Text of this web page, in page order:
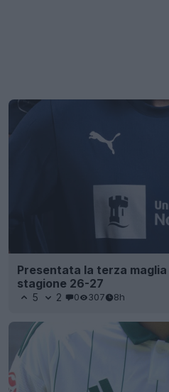
Presentata la terza
stagione 26-27
5 2 0 307 8h